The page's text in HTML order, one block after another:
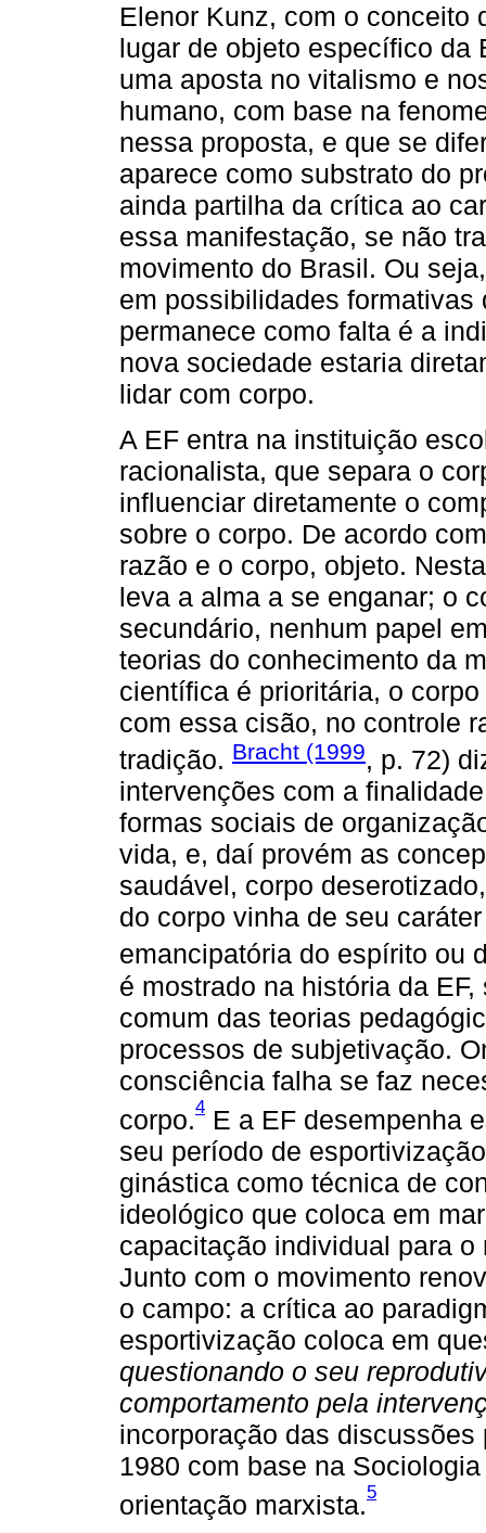
Elenor Kunz, com o conceito
lugar de objeto específico da
uma aposta no vitalismo e
humano, com base na
nessa proposta, e que se
aparece como substrato do
ainda partilha da crítica ao
essa manifestação, se não
movimento do Brasil. Ou
em possibilidades
permanece como falta é a
nova sociedade estaria
lidar com corpo.
A EF entra na instituição
racionalista, que separa o
influenciar diretamente o
sobre o corpo. De acordo
razão e o corpo, objeto.
leva a alma a se enganar; o
secundário, nenhum papel
teorias do conhecimento da
científica é prioritária, o
com essa cisão, no controle
tradição. Bracht (1999, p. 72)
intervenções com a
formas sociais de
vida, e, daí provém as
saudável, corpo
do corpo vinha de seu
emancipatória do espírito ou
é mostrado na história da
comum das teorias
processos de subjetivação.
consciência falha se faz
corpo.4 E a EF desempenha
seu período de
ginástica como técnica de
ideológico que coloca em
capacitação individual para
Junto com o movimento
o campo: a crítica ao
esportivização coloca em
questionando o seu
comportamento pela
incorporação das
1980 com base na
orientação marxista.5